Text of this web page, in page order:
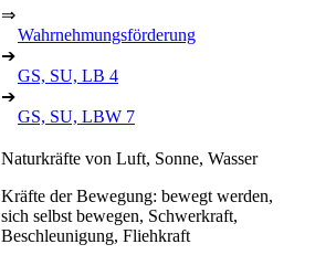
⇒
Wahrnehmungsförderung
➔
GS, SU, LB 4
➔
GS, SU, LBW 7
Naturkräfte von Luft, Sonne, Wasser
Kräfte der Bewegung: bewegt werden,
sich selbst bewegen, Schwerkraft,
Beschleunigung, Fliehkraft